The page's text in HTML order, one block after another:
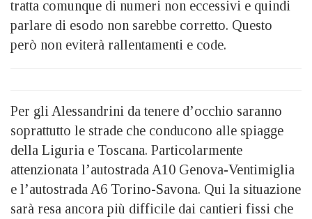
tratta comunque di numeri non eccessivi e quindi
parlare di esodo non sarebbe corretto. Questo
però non eviterà rallentamenti e code.
Per gli Alessandrini da tenere d’occhio saranno
soprattutto le strade che conducono alle spiagge
della Liguria e Toscana. Particolarmente
attenzionata l’autostrada A10 Genova-Ventimiglia
e l’autostrada A6 Torino-Savona. Qui la situazione
sarà resa ancora più difficile dai cantieri fissi che